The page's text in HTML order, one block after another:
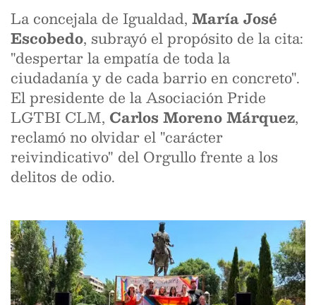
La concejala de Igualdad, María José
Escobedo, subrayó el propósito de la cita:
"despertar la empatía de toda la
ciudadanía y de cada barrio en concreto".
El presidente de la Asociación Pride
LGTBI CLM, Carlos Moreno Márquez,
reclamó no olvidar el "carácter
reivindicativo" del Orgullo frente a los
delitos de odio.